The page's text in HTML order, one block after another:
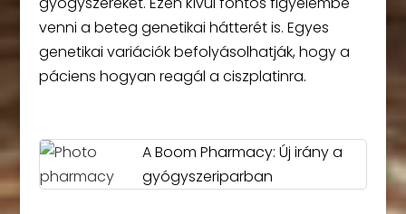
venni a beteg genetikai hátterét is. Egyes
genetikai variációk befolyásolhatják, hogy a
páciens hogyan reagál a ciszplatinra.
A Boom Pharmacy: Új irány a
gyógyszeriparban